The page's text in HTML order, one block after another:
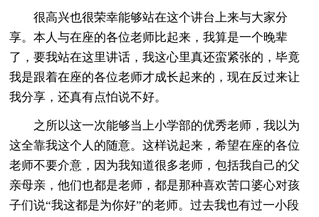
很高兴也很荣幸能够站在这个讲台上来与大家分
享。本人与在座的各位老师比起来，我算是一个晚辈
了，要我站在这里讲话，我这心里真还蛮紧张的，毕竟
我是跟着在座的各位老师才成长起来的，现在反过来让
我分享，还真有点怕说不好。
之所以这一次能够当上小学部的优秀老师，我以为
这全靠我这个人的随意。这样说起来，希望在座的各位
老师不要介意，因为我知道很多老师，包括我自己的父
亲母亲，他们也都是老师，都是那种喜欢苦口婆心对孩
子们说“我这都是为你好”的老师。过去我也有过一小段